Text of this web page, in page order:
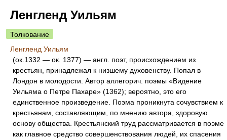
Ленгленд Уильям
Толкование
Ленгленд Уильям
(ок.1332 — ок. 1377) — англ. поэт, происхождением из
крестьян, принадлежал к низшему духовенству. Попал в
Лондон в молодости. Автор аллегорич. поэмы «Видение
Уильяма о Петре Пахаре» (1362); вероятно, это его
единственное произведение. Поэма проникнута сочувствием к
крестьянам, составляющим, по мнению автора, здоровую
основу общества. Крестьянский труд рассматривается в поэме
как главное средство совершенствования людей, их спасения